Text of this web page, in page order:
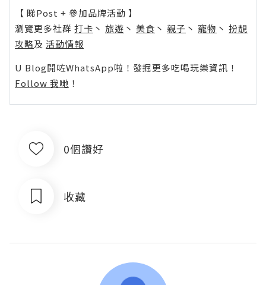
【 睇Post + 參加品牌活動 】
瀏覽更多社群 打卡 丶 旅遊 丶 美食 丶 親子 丶 寵物 丶 扮靚
攻略及 活動情報
U Blog開咗WhatsApp啦！發掘更多吃喝玩樂資訊！
Follow 我哋 ！
0個讚好
收藏